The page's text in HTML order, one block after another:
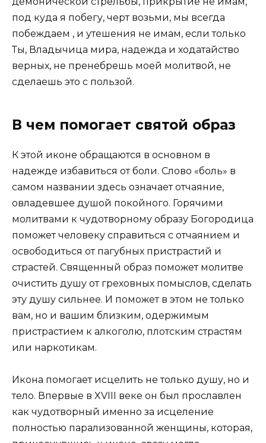
под куда я побегу, черт возьми, мы всегда
побеждаем , и утешения не имам, если только
Ты, Владычица мира, надежда и ходатайство
верных, не пренебрешь моей молитвой, не
сделаешь это с пользой.
В чем помогает святой образ
К этой иконе обращаются в основном в
надежде избавиться от боли. Слово «боль» в
самом названии здесь означает отчаяние,
овладевшее душой покойного. Горячими
молитвами к чудотворному образу Богородица
поможет человеку справиться с отчаянием и
освободиться от пагубных пристрастий и
страстей. Священный образ поможет молитве
очистить душу от греховных помыслов, сделать
эту душу сильнее. И поможет в этом не только
вам, но и вашим близким, одержимым
пристрастием к алкоголю, плотским страстям
или наркотикам.
Икона помогает исцелить не только душу, но и
тело. Впервые в XVIII веке он был прославлен
как чудотворный именно за исцеление
полностью парализованной женщины, которая,